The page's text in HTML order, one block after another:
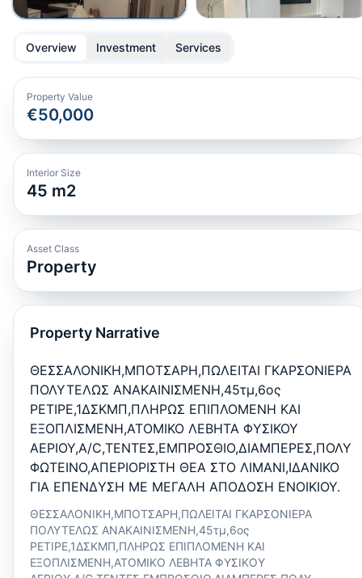
Overview Investment Services
Property Value
€50,000
Interior Size
45 m2
Asset Class
Property
Property Narrative
ΘΕΣΣΑΛΟΝΙΚΗ,ΜΠΟΤΣΑΡΗ,ΠΩΛΕΙΤΑΙ ΓΚΑΡΣΟΝΙΕΡΑ
ΠΟΛΥΤΕΛΩΣ ΑΝΑΚΑΙΝΙΣΜΕΝΗ,45τμ,6ος
ΡΕΤΙΡΕ,1ΔΣΚΜΠ,ΠΛΗΡΩΣ ΕΠΙΠΛΟΜΕΝΗ ΚΑΙ
ΕΞΟΠΛΙΣΜΕΝΗ,ΑΤΟΜΙΚΟ ΛΕΒΗΤΑ ΦΥΣΙΚΟΥ
ΑΕΡΙΟΥ,A/C,ΤΕΝΤΕΣ,ΕΜΠΡΟΣΘΙΟ,ΔΙΑΜΠΕΡΕΣ,ΠΟΛΥ
ΦΩΤΕΙΝΟ,ΑΠΕΡΙΟΡΙΣΤΗ ΘΕΑ ΣΤΟ ΛΙΜΑΝΙ,ΙΔΑΝΙΚΟ
ΓΙΑ ΕΠΕΝΔΥΣΗ ΜΕ ΜΕΓΑΛΗ ΑΠΟΔΟΣΗ ΕΝΟΙΚΙΟΥ.
ΘΕΣΣΑΛΟΝΙΚΗ,ΜΠΟΤΣΑΡΗ,ΠΩΛΕΙΤΑΙ ΓΚΑΡΣΟΝΙΕΡΑ
ΠΟΛΥΤΕΛΩΣ ΑΝΑΚΑΙΝΙΣΜΕΝΗ,45τμ,6ος
ΡΕΤΙΡΕ,1ΔΣΚΜΠ,ΠΛΗΡΩΣ ΕΠΙΠΛΟΜΕΝΗ ΚΑΙ
ΕΞΟΠΛΙΣΜΕΝΗ,ΑΤΟΜΙΚΟ ΛΕΒΗΤΑ ΦΥΣΙΚΟΥ